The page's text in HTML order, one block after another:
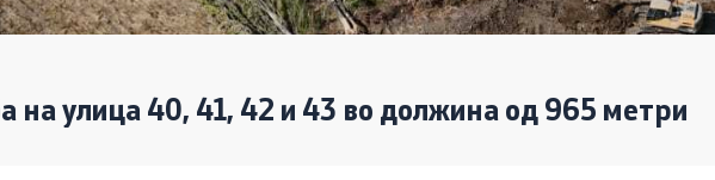
на улица 40, 41, 42 и 43 во должина од 965 метри